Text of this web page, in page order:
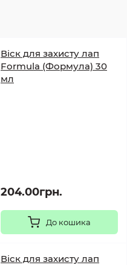
Віск для захисту лап
Formula (Формула) 30
мл
204.00грн.
До кошика
Віск для захисту лап